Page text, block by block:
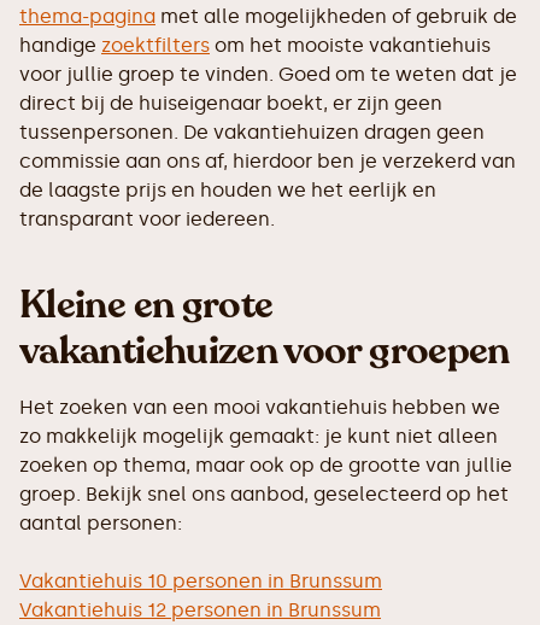
thema-pagina met alle mogelijkheden of gebruik de
handige zoektfilters om het mooiste vakantiehuis
voor jullie groep te vinden. Goed om te weten dat je
direct bij de huiseigenaar boekt, er zijn geen
tussenpersonen. De vakantiehuizen dragen geen
commissie aan ons af, hierdoor ben je verzekerd van
de laagste prijs en houden we het eerlijk en
transparant voor iedereen.
Kleine en grote
vakantiehuizen voor groepen
Het zoeken van een mooi vakantiehuis hebben we
zo makkelijk mogelijk gemaakt: je kunt niet alleen
zoeken op thema, maar ook op de grootte van jullie
groep. Bekijk snel ons aanbod, geselecteerd op het
aantal personen:
Vakantiehuis 10 personen in Brunssum
Vakantiehuis 12 personen in Brunssum